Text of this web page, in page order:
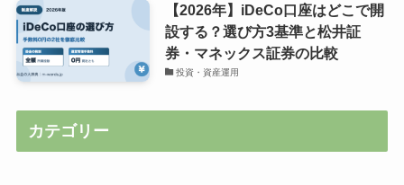
【2026年】iDeCo口座はどこで開
設する？選び方3基準と松井証
券・マネックス証券の比較
投資・資産運用
カテゴリー